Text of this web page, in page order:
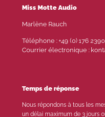
Miss Motte Audio
Marlène Rauch
Téléphone : +49 (0) 176
Courrier électronique :
Temps de réponse
Nous répondons à tous les
un délai maximum de 3 jours